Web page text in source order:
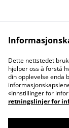
Dette nettstedet
hjelper oss å forstå
din opplevelse enda
«Innstillinger for
retningslinjer for